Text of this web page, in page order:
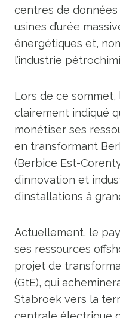
centres de
usines d’urée
énergétiques et,
l’industrie
Lors de ce
clairement indiqué
monétiser ses
en transformant
(Berbice Est-
d’innovation et
d’installations à
Actuellement, le
ses ressources
projet de
(GtE), qui
Stabroek vers la